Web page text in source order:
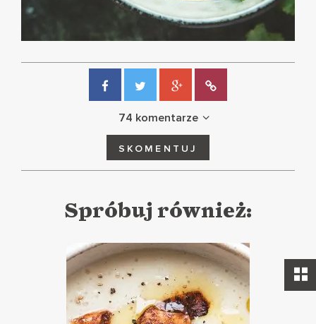
74 komentarze
SKOMENTUJ
Spróbuj również: